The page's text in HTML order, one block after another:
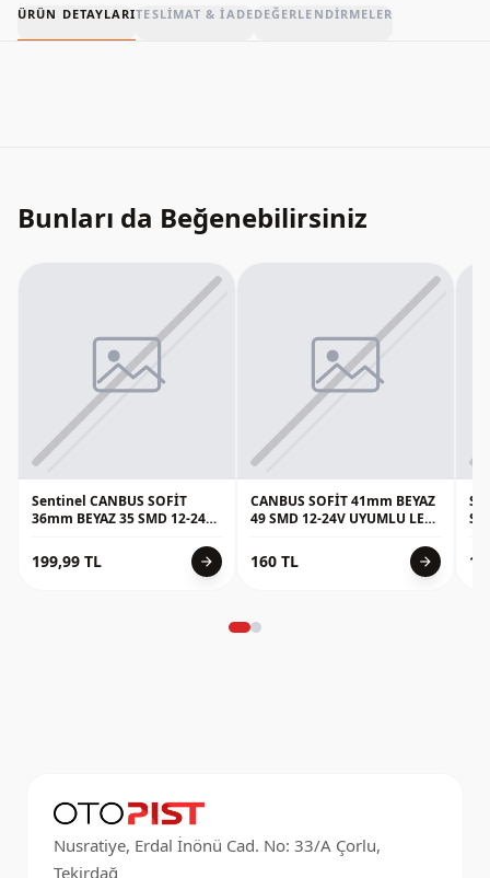
ÜRÜN DETAYLARITESLIMAT & İADEDEĞERLENDIRMELER
Bunları da Beğenebilirsiniz
Sentinel CANBUS SOFİT
36mm BEYAZ 35 SMD 12-24V
199,99 TL arrow_forward
CANBUS SOFİT 41mm BEYAZ
49 SMD 12-24V UYUMLU LED
160 TL arrow_forward
Nusratiye, Erdal İnönü Cad. No: 33/A Çorlu,